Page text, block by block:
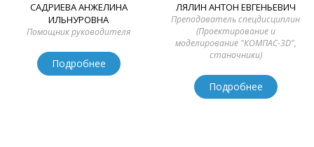
САДРИЕВА АНЖЕЛИНА
ИЛЬНУРОВНА
Помощник руководителя
Подробнее
ЛЯЛИН АНТОН ЕВГЕНЬЕВИЧ
Преподаватель спецдисциплин
(Проектирование и
моделирование "КОМПАС-3D",
станочники)
Подробнее